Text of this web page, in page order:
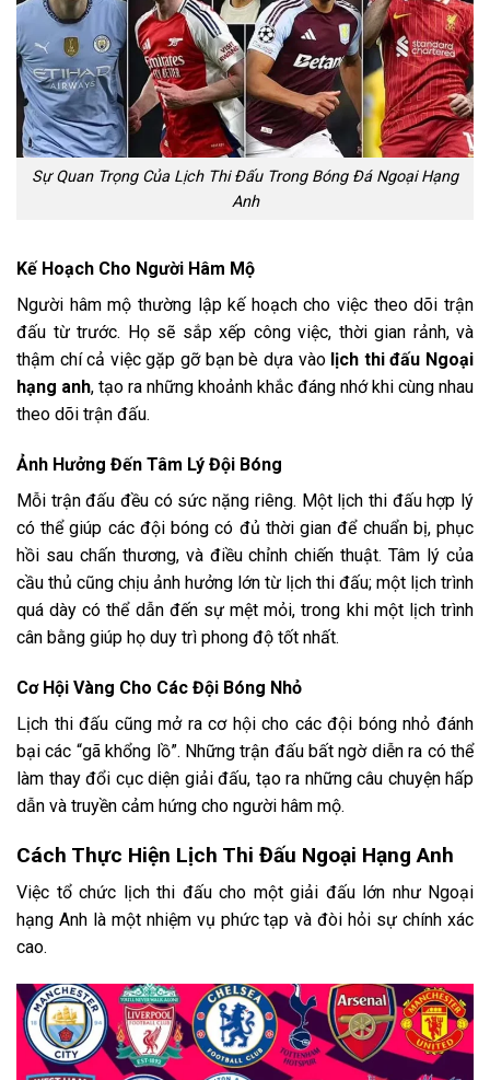
Sự Quan Trọng Của Lịch Thi Đấu Trong Bóng Đá Ngoại Hạng
Anh
Kế Hoạch Cho Người Hâm Mộ
Người hâm mộ thường lập kế hoạch cho việc theo dõi trận
đấu từ trước. Họ sẽ sắp xếp công việc, thời gian rảnh, và
thậm chí cả việc gặp gỡ bạn bè dựa vào lịch thi đấu Ngoại
hạng anh, tạo ra những khoảnh khắc đáng nhớ khi cùng nhau
theo dõi trận đấu.
Ảnh Hưởng Đến Tâm Lý Đội Bóng
Mỗi trận đấu đều có sức nặng riêng. Một lịch thi đấu hợp lý
có thể giúp các đội bóng có đủ thời gian để chuẩn bị, phục
hồi sau chấn thương, và điều chỉnh chiến thuật. Tâm lý của
cầu thủ cũng chịu ảnh hưởng lớn từ lịch thi đấu; một lịch trình
quá dày có thể dẫn đến sự mệt mỏi, trong khi một lịch trình
cân bằng giúp họ duy trì phong độ tốt nhất.
Cơ Hội Vàng Cho Các Đội Bóng Nhỏ
Lịch thi đấu cũng mở ra cơ hội cho các đội bóng nhỏ đánh
bại các “gã khổng lồ”. Những trận đấu bất ngờ diễn ra có thể
làm thay đổi cục diện giải đấu, tạo ra những câu chuyện hấp
dẫn và truyền cảm hứng cho người hâm mộ.
Cách Thực Hiện Lịch Thi Đấu Ngoại Hạng Anh
Việc tổ chức lịch thi đấu cho một giải đấu lớn như Ngoại
hạng Anh là một nhiệm vụ phức tạp và đòi hỏi sự chính xác
cao.